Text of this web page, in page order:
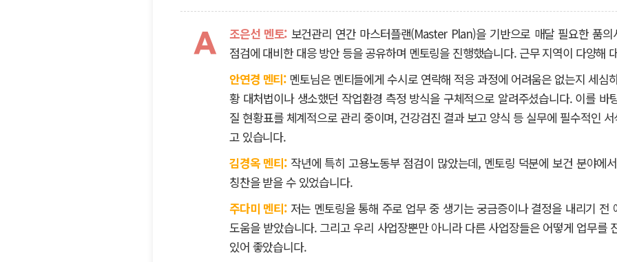
A 조은선 멘토: 보건관리 연간 마스터플랜(Master Plan)을 기반으로 매달 필요한 품
점검에 대비한 대응 방안 등을 공유하며 멘토링을 진행했습니다. 근무 지역이 다양해
안연경 멘티: 멘토님은 멘티들에게 수시로 연락해 적응 과정에 어려움은 없는지 세심
황 대처법이나 생소했던 작업환경 측정 방식을 구체적으로 알려주셨습니다. 이를 바
질 현황표를 체계적으로 관리 중이며, 건강검진 결과 보고 양식 등 실무에 필수적인
고 있습니다.
김경옥 멘티: 작년에 특히 고용노동부 점검이 많았는데, 멘토링 덕분에 보건 분야에
칭찬을 받을 수 있었습니다.
주다미 멘티: 저는 멘토링을 통해 주로 업무 중 생기는 궁금증이나 결정을 내리기 전
도움을 받았습니다. 그리고 우리 사업장뿐만 아니라 다른 사업장들은 어떻게 업무를
있어 좋았습니다.